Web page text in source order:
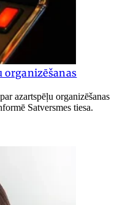
organizēšanas
azartspēļu organizēšanas
Satversmes tiesa.